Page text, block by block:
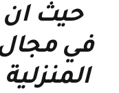
حيث
في مجال
المنزلية